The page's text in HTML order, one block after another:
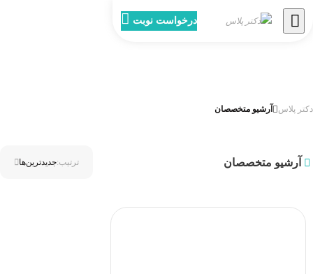
درخواست نوبت
دکتر پلاس آرشیو متخصصان
آرشیو متخصصان ترتیب:جدیدترین‌ها